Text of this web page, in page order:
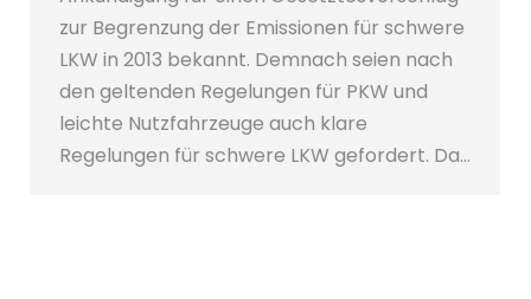
zur Begrenzung der Emissionen für schwere
LKW in 2013 bekannt. Demnach seien nach
den geltenden Regelungen für PKW und
leichte Nutzfahrzeuge auch klare
Regelungen für schwere LKW gefordert. Da…